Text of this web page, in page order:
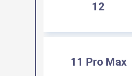
12
11 Pro Max